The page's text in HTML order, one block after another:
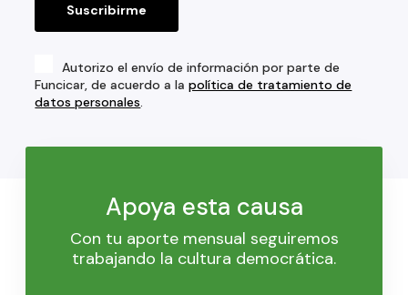
Autorizo el envío de información por parte de
Funcicar, de acuerdo a lapolítica de tratamiento de
datos personales.
Apoya esta causa
Con tu aporte mensual seguiremos
trabajando la cultura democrática.